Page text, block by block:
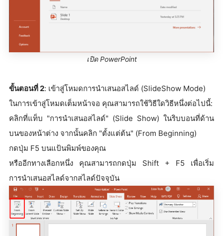
เปิด PowerPoint
ขั้นตอนที่ 2: เข้าสู่โหมดการนำเสนอสไลด์ (SlideShow Mode)
ในการเข้าสู่โหมดเต็มหน้าจอ คุณสามารถใช้วิธีใดวิธีหนึ่งต่อไปนี้:
คลิกที่แท็บ "การนำเสนอสไลด์" (Slide Show) ในริบบอนที่ด้าน
บนของหน้าต่าง จากนั้นคลิก "ตั้งแต่ต้น" (From Beginning)
กดปุ่ม F5 บนแป้นพิมพ์ของคุณ
หรืออีกทางเลือกหนึ่ง คุณสามารถกดปุ่ม Shift + F5 เพื่อเริ่ม
การนำเสนอสไลด์จากสไลด์ปัจจุบัน